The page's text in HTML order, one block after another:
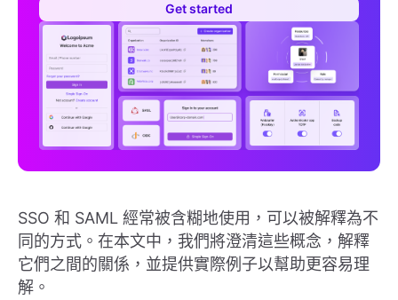
Get started
SSO 和 SAML 經常被含糊地使用，可以被解釋為不
同的方式。在本文中，我們將澄清這些概念，解釋
它們之間的關係，並提供實際例子以幫助更容易理
解。